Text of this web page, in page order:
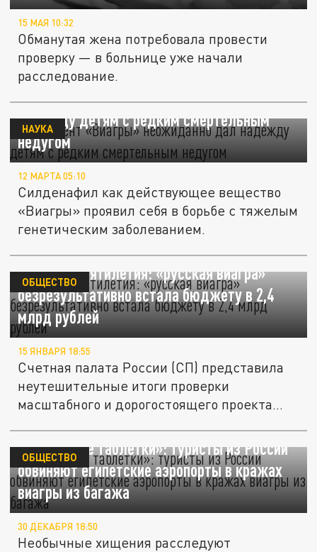
15 МАЯ 10:32
Обманутая жена потребовала провести
проверку — в больнице уже начали
расследование.
Компонент «Виагры» неожиданно дал
надежду детям с редким смертельным
недугом
НАУКА
12 МАРТА 05:10
Силденафил как действующее вещество
«Виагры» проявил себя в борьбе с тяжелым
генетическим заболеванием.
Провал десятилетия: «русская виагра»
безрезультативно встала бюджету в 2,4
млрд рублей
ОБЩЕСТВО
15 ЯНВАРЯ 18:55
Счетная палата России (СП) представила
неутешительные итоги проверки
масштабного и дорогостоящего проекта
«Пропавшие таблетки»: туристы из России
обвиняют египетские аэропорты в кражах
виагры из багажа
ОБЩЕСТВО
30 ДЕКАБРЯ 18:50
Необычные хищения расследуют